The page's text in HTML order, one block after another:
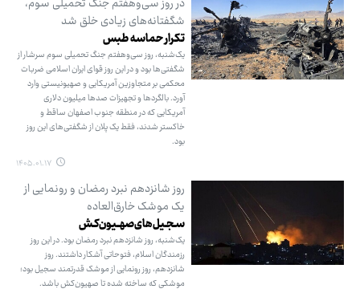
شگفتانه‌های زیادی خلق شد
تکرار حماسه طبس
یک‌شنبه، روز سی‌وهفتم جنگ تحمیلی سوم سرشار از
شگفتی‌ها بود و در این روز قوای ایران اسلامی ضربات
محکمی بر متجاوزین آمریکایی و صهیونیستی وارد
آورد. بالگردها و تجهیزات صدها میلیون دلاری
آمریکایی که در منطقه جنوب اصفهان ساقط و
خاکستر شدند، فقط یک پلان از شگفتی‌های این روز
بود.
۱۴۰۵.۰۱.۱۷
روز شانزدهم نبرد رمضان و رونمایی از
یک موشک خارق‌العاده
سـجـیل‌های‌صهــیون‌کـش
یک‌شنبه، روز شانزدهم نبرد رمضان بود. در این روز
رزمندگان اسلام، فتوحاتی آشکار داشتند. روز
شانزدهم، روز رونمایی از موشک قدرتمند سجیل بود؛
موشکی که ساخته شده تا صهیون‌کش باشد.